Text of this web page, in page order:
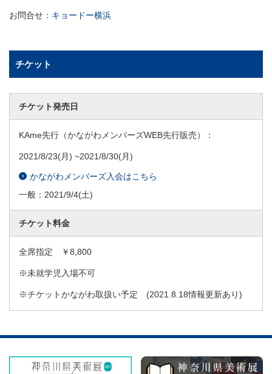
お問合せ： キョードー横浜
チケット
チケット発売日
KAme先行（かながわメンバーズWEB先行販売）：
2021/8/23(月) ~2021/8/30(月)
かながわメンバーズ入会はこちら
一般： 2021/9/4(土)
チケット料金
全席指定 ￥8,800
※未就学児入場不可
※チケットかながわ取扱い予定 (2021.8.18情報更新あり)